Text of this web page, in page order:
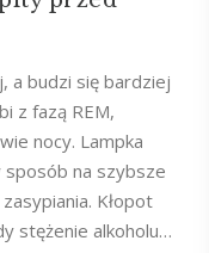
a budzi się bardziej
z fazą REM,
nocy. Lampka
na szybsze
Kłopot
stężenie alkoholu…